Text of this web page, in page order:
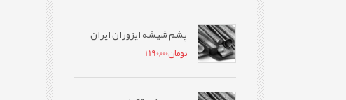
پشم شیشه ایزوران ایران
تومان1,190,000